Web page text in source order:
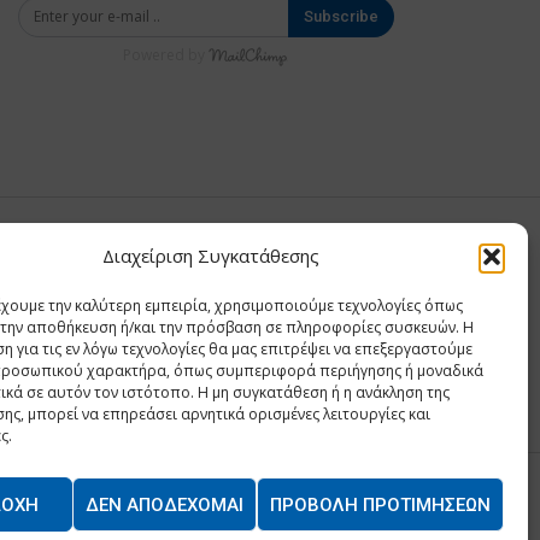
Διαχείριση Συγκατάθεσης
την καλύτερη εμπειρία, χρησιμοποιούμε τεχνολογίες όπως
την αποθήκευση ή/και την πρόσβαση σε πληροφορίες συσκευών. Η
για τις εν λόγω τεχνολογίες θα μας επιτρέψει να επεξεργαστούμε
χαρακτήρα, όπως συμπεριφορά περιήγησης ή μοναδικά
σε αυτόν τον ιστότοπο. Η μη συγκατάθεση ή η ανάκληση της
μπορεί να επηρεάσει αρνητικά ορισμένες λειτουργίες και
ΔΕΝ ΑΠΟΔΈΧΟΜΑΙ ΠΡΟΒΟΛΉ ΠΡΟΤΙΜΉΣΕΩΝ
Subscribe
Θ ΚΑΙ ΣΙΑ ΜΟΝΟΠΡΟΣΩΠΗ ΙΚΕ